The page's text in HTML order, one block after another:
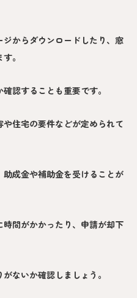
からダウンロードしたり、窓
。
認することも重要です。
住宅の要件などが定められて
成金や補助金を受けることが
間がかかったり、申請が却下
ないか確認しましょう。